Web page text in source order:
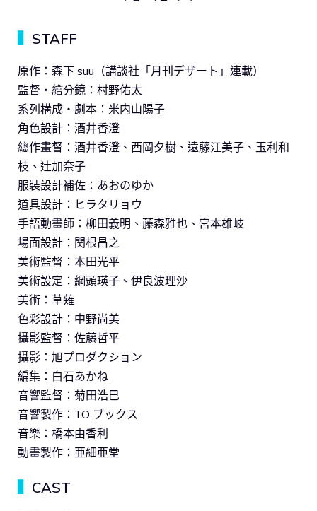
STAFF
原作：森下 suu（講談社「月刊デザート」連載）
監督・繪分鏡：村野佑太
系列構成・劇本：米内山陽子
角色設計：酒井香澄
總作畫督：酒井香澄、西岡夕樹、遠藤江美子、玉利和
枝、辻加奈子
服裝設計補佐：あおのゆか
道具設計：ヒラタリョウ
手語動畫師：柳田義明、藤森雅也、宮本雄岐
場面設計：関根昌之
美術監督：本田光平
美術設定：綱頭瑛子、伊良波理沙
美術：草薙
色彩設計：中野尚美
攝影監督：佐藤哲平
攝影：旭プロダクション
編集：白石あかね
音響監督：菊田浩巳
音響製作：TO ブックス
音樂：橋本由香利
動畫製作：亜細亜堂
CAST